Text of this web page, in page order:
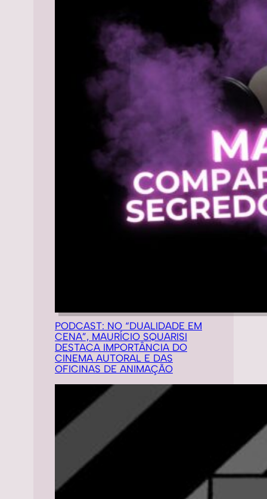
PODCAST: NO “DUALIDADE EM
CENA”, MAURÍCIO SQUARISI
DESTACA IMPORTÂNCIA DO
CINEMA AUTORAL E DAS
OFICINAS DE ANIMAÇÃO